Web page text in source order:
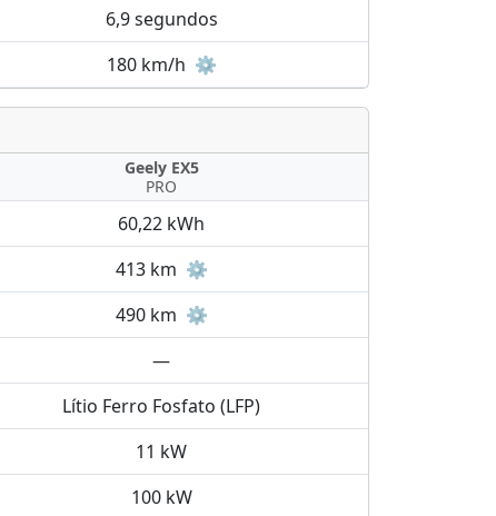
6,9 segundos
180 km/h ⚙️
Geely EX5
PRO
60,22 kWh
413 km ⚙️
490 km ⚙️
—
Lítio Ferro Fosfato (LFP)
11 kW
100 kW